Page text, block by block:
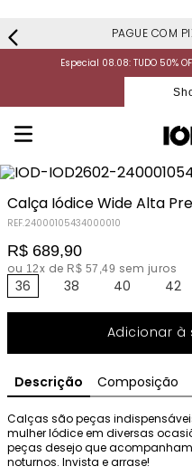
PAGUE COM
Especial 08.08: TUDO 50%
Calça Iódice Wide Alta
REF.24000105434000010
R$ 689,90
ou 12x de R$ 57 ,49 sem juros
36 38 40 42
Adicionar à
Descrição Composição
Calças são peças
mulher Iódice em diversas
peças desejo que
noturnos. Invista e arrase!